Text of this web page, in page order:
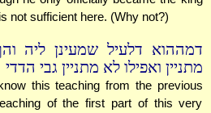
not sufficient here. (Why not?)
דמההוא דלעיל שמעינן ליה
מתניין ואפילו לא מתניין גבי הדדי
this teaching from the previous
of the first part of this very